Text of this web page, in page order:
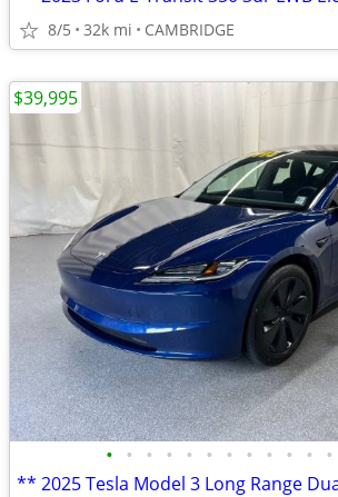
8/5 32k mi CAMBRIDGE
• • • • • • • • • • • •
$39,995